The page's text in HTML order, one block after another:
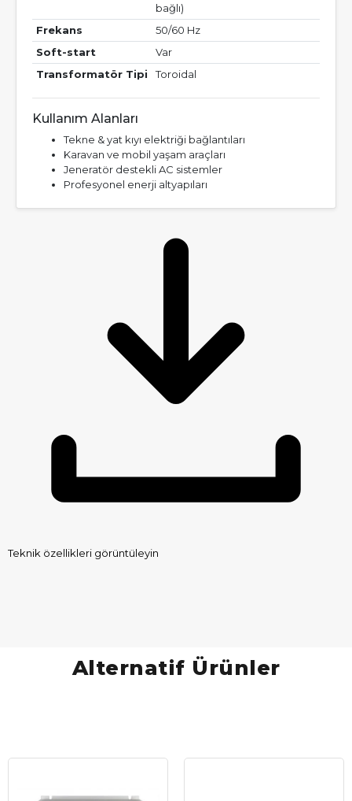
bağlı)
Frekans
50/60 Hz
Soft-start
Var
Transformatör Tipi
Toroidal
Kullanım Alanları
Tekne & yat kıyı elektriği bağlantıları
Karavan ve mobil yaşam araçları
Jeneratör destekli AC sistemler
Profesyonel enerji altyapıları
Teknik özellikleri görüntüleyin
Alternatif Ürünler